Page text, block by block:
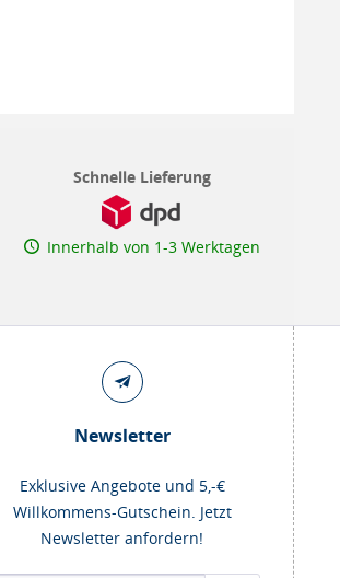
Schnelle Lieferung
Innerhalb von 1-3 Werktagen
Newsletter
Exklusive Angebote und 5,-€
Willkommens-Gutschein. Jetzt
Newsletter anfordern!